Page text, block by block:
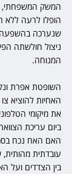
המשק המשפחתי,
הופלו לרעה ללא
שנערכה בהשפעה
ניצול חולשתה
המנוחה.
השופטת אפרת
האחיות להוציא
את מיקומי
ביום עריכת
האם האח נכח
עובדתית
בין הצדדים ועל